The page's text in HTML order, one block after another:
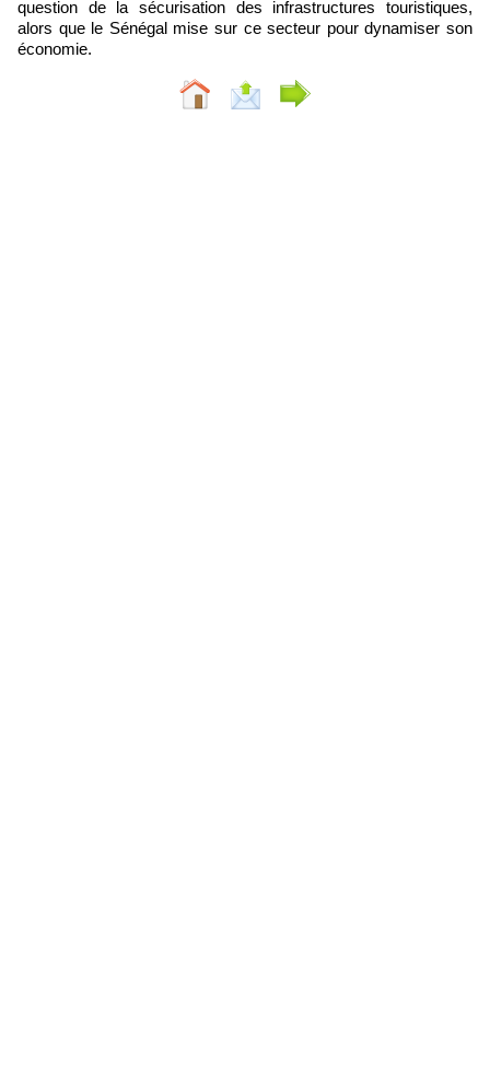
question de la sécurisation des infrastructures touristiques,
alors que le Sénégal mise sur ce secteur pour dynamiser son
économie.